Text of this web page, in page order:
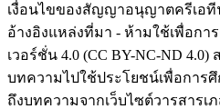
เงื่อนไขของสัญญาอนุญาตครีเอ
อ้างอิงแหล่งที่มา - ห้ามใช้เพื่อกา
เวอร์ชั่น 4.0 (CC BY-NC-ND
บทความไปใช้ประโยชน์เพื่อการ
ถึงบทความจากเว็บไซต์วารสารเ